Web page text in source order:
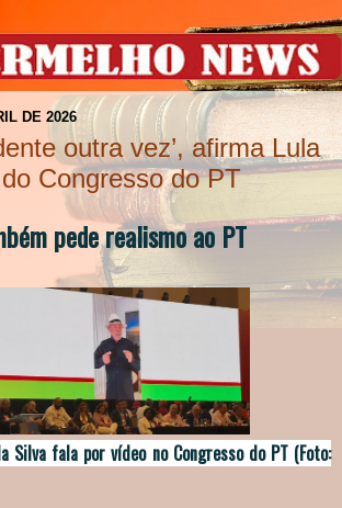
DE 2026
outra vez’, afirma Lula
Congresso do PT
pede realismo ao PT
Silva fala por vídeo no Congresso do PT (Foto: